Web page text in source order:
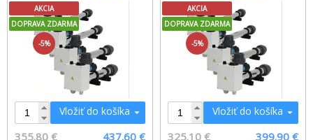
AKCIA
DOPRAVA ZDARMA
-5%
Vložiť do košíka
355.80 € 437.60 €
AKCIA
DOPRAVA ZDARMA
-5%
Vložiť do košíka
325.10 € 399.90 €